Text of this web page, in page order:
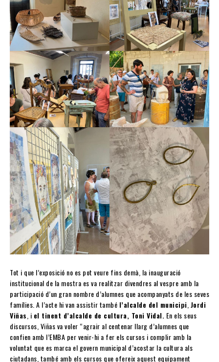
Tot i que l’exposició no es pot veure fins demà, la inauguració
institucional de la mostra es va realitzar divendres al vespre amb la
participació d’un gran nombre d’alumnes que acompanyats de les seves
famílies. A l’acte hi van assistir també l’alcalde del municipi Jordi
Viñas , i el tinent d’alcalde de cultura, Toni Vidal. En els seus
discursos, Viñas va voler “agrair al centenar llarg d’alumnes que
confien amb l’EMBA per venir-hi a fer els cursos i complir amb la
voluntat que es marca el govern municipal d’acostar la cultura als
ciutadans, també amb els cursos que ofereix aquest equipament